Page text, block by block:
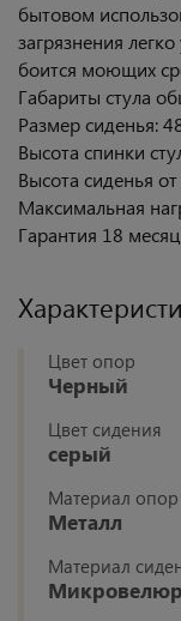
бытовом
загрязнения
боится моющих
Габариты стула
Размер сиденья:
Высота спинки
Высота сиденья
Максимальная
Гарантия 18
Цвет опор
Черный
Цвет сидения
серый
Материал опор
Металл
Материал
Микровелюр